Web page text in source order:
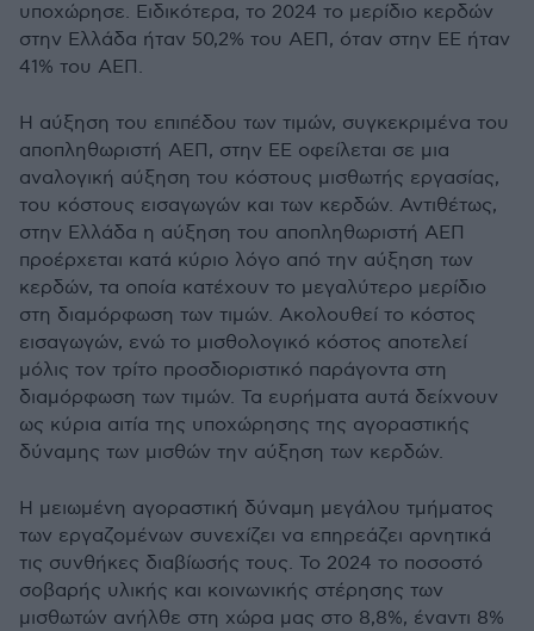
υποχώρησε. Ειδικότερα, το 2024 το μερίδιο κερδών
στην Ελλάδα ήταν 50,2% του ΑΕΠ, όταν στην ΕΕ ήταν
41% του ΑΕΠ.
Η αύξηση του επιπέδου των τιμών, συγκεκριμένα του
αποπληθωριστή ΑΕΠ, στην ΕΕ οφείλεται σε μια
αναλογική αύξηση του κόστους μισθωτής εργασίας,
του κόστους εισαγωγών και των κερδών. Αντιθέτως,
στην Ελλάδα η αύξηση του αποπληθωριστή ΑΕΠ
προέρχεται κατά κύριο λόγο από την αύξηση των
κερδών, τα οποία κατέχουν το μεγαλύτερο μερίδιο
στη διαμόρφωση των τιμών. Ακολουθεί το κόστος
εισαγωγών, ενώ το μισθολογικό κόστος αποτελεί
μόλις τον τρίτο προσδιοριστικό παράγοντα στη
διαμόρφωση των τιμών. Τα ευρήματα αυτά δείχνουν
ως κύρια αιτία της υποχώρησης της αγοραστικής
δύναμης των μισθών την αύξηση των κερδών.
Η μειωμένη αγοραστική δύναμη μεγάλου τμήματος
των εργαζομένων συνεχίζει να επηρεάζει αρνητικά
τις συνθήκες διαβίωσής τους. Το 2024 το ποσοστό
σοβαρής υλικής και κοινωνικής στέρησης των
μισθωτών ανήλθε στη χώρα μας στο 8,8%, έναντι 8%